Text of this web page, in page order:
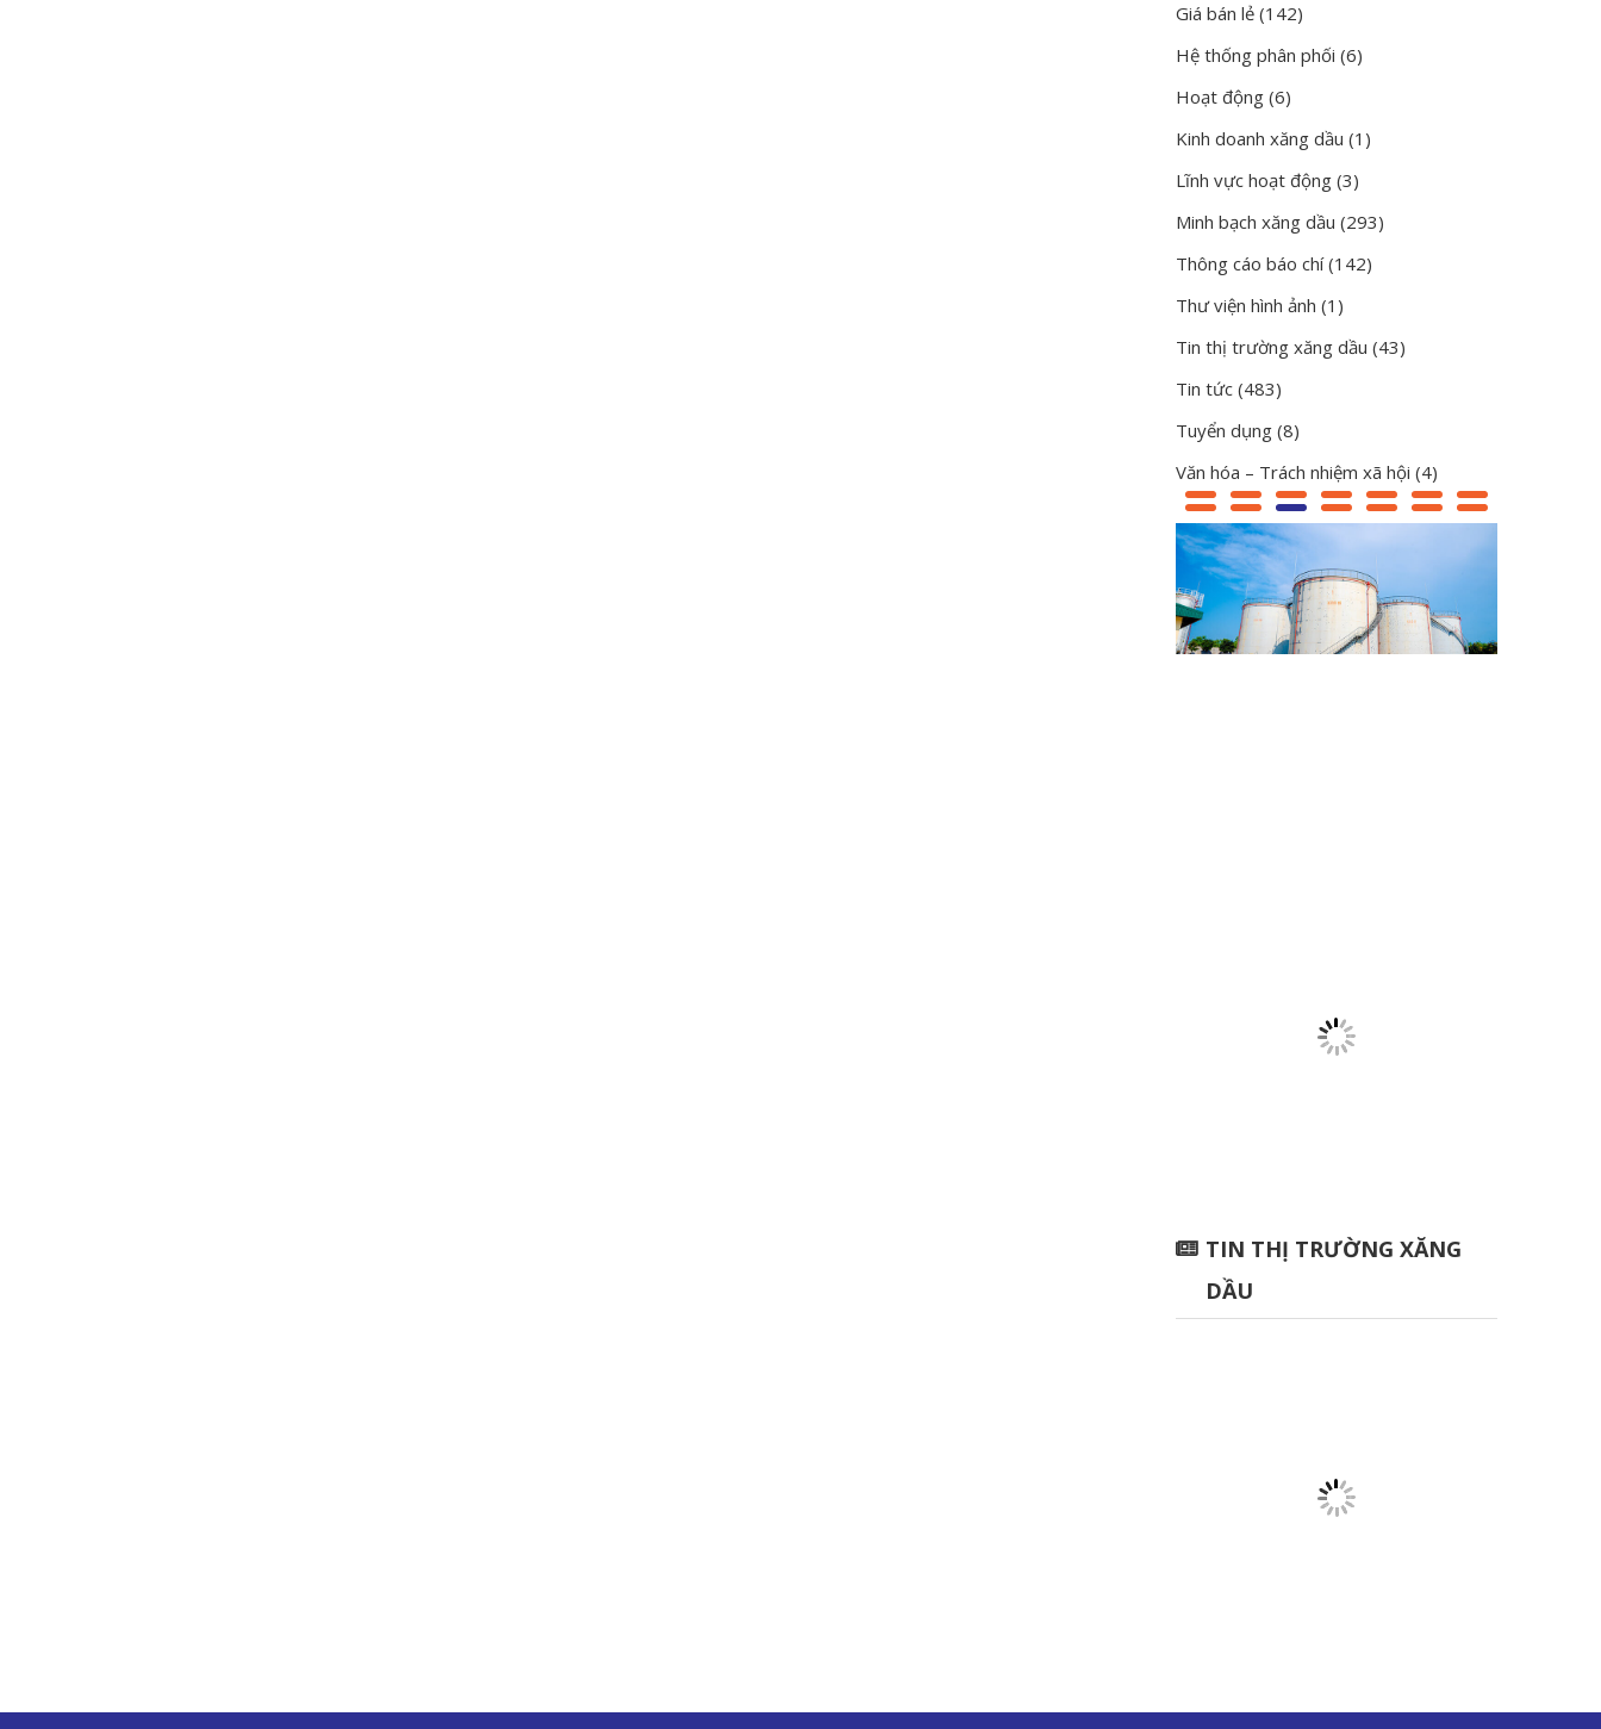
Giá bán lẻ (142)
Hệ thống phân phối (6)
Hoạt động (6)
Kinh doanh xăng dầu (1)
Lĩnh vực hoạt động (3)
Minh bạch xăng dầu (293)
Thông cáo báo chí(142)
Thư viện hình ảnh (1)
Tin thị trường xăng dầu (43)
Tin tức (483)
Tuyển dụng (8)
Văn hóa – Trách nhiệm xã hội (4)
TIN THỊ TRƯỜNG XĂNG
DẦU